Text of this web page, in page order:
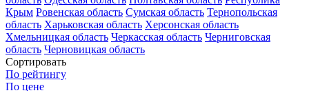
Крым Ровенская область Сумская область Тернопольская
область Харьковская область Херсонская область
Хмельницкая область Черкасская область Черниговская
область Черновицкая область
Сортировать
По рейтингу
По цене